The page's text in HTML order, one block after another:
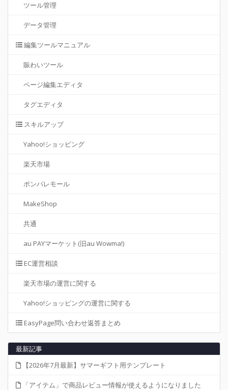
ツール管理
データ管理
編集ツールマニュアル
賑わいツール
ページ編集エディタ
タグエディタ
スキルアップ
Yahoo!ショッピング
楽天市場
ポンパレモール
MakeShop
共通
au PAYマーケット(旧au Wowma!)
EC運営相談
楽天市場の運営に関する
Yahoo!ショッピングの運営に関する
EasyPage問い合わせ返答まとめ
最新記事
【2026年7月最新】サマーギフト用テンプレート
「アイテム」で商品レビュー情報が使えるようになりました